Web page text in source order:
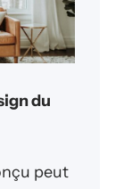
du
peut